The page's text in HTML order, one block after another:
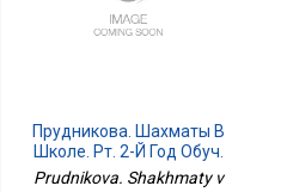
Прудникова. Шахматы В
Школе. Рт. 2-Й Год Обуч.
Приложение 1
Prudnikova. Shakhmaty v